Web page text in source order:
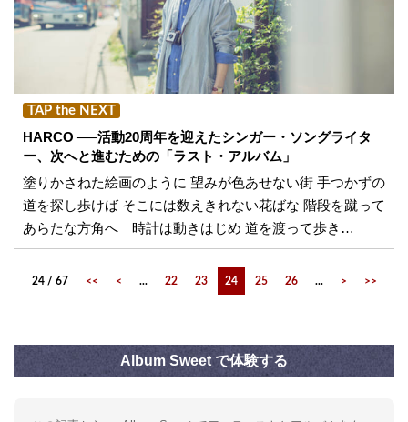
TAP the NEXT
HARCO ──活動20周年を迎えたシンガー・ソングライタ
ー、次へと進むための「ラスト・アルバム」
塗りかさねた絵画のように 望みが色あせない街 手つかずの
道を探し歩けば そこには数えきれない花ばな 階段を蹴って
あらたな方角へ 時計は動きはじめ 道を渡って歩き…
24 / 67 << < ... 22 23 24 25 26 ... > >>
Album Sweet で体験する